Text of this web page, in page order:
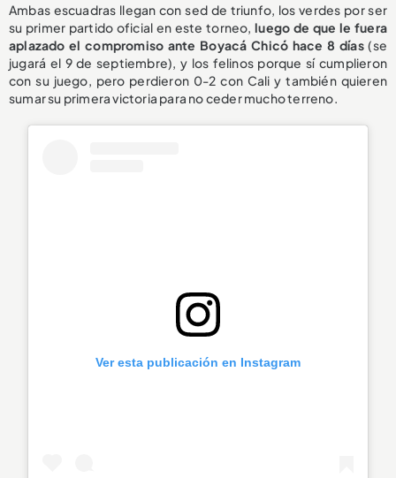
Ambas escuadras llegan con sed de triunfo, los verdes por ser
su primer partido oficial en este torneo,luego de que le fuera
aplazado el compromiso ante Boyacá Chicó hace 8 días(se
jugará el 9 de septiembre), y los felinos porque sí cumplieron
con su juego, pero perdieron 0-2 con Cali y también quieren
sumar su primera victoria para no ceder mucho terreno.
Ver esta publicación en Instagram